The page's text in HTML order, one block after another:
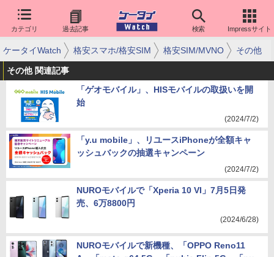
カテゴリ 過去記事 検索 Impressサイト
ケータイWatch 格安スマホ/格安SIM 格安SIM/MVNO その他
その他 関連記事
「ゲオモバイル」、HISモバイルの取扱いを開
始
(2024/7/2)
「y.u mobile」、リユースiPhoneが全額キャ
ッシュバックの抽選キャンペーン
(2024/7/2)
NUROモバイルで「Xperia 10 VI」7月5日発
売、6万8800円
(2024/6/28)
NUROモバイルで新機種、「OPPO Reno11